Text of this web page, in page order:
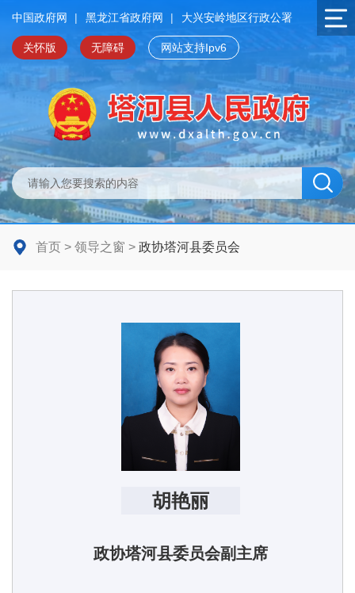
中国政府网 | 黑龙江省政府网 | 大兴安岭地区行政公署
关怀版 无障碍 网站支持Ipv6
首页 > 领导之窗 > 政协塔河县委员会
胡艳丽
政协塔河县委员会副主席